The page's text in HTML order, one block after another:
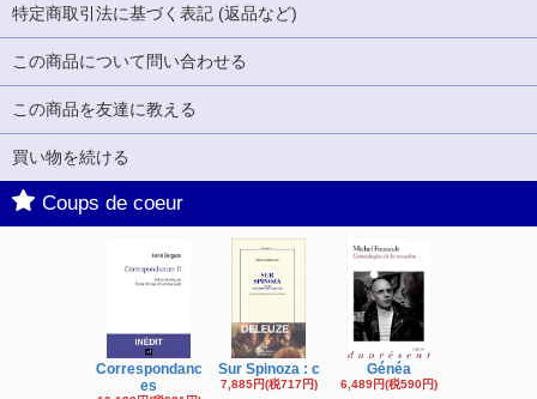
特定商取引法に基づく表記 (返品など)
この商品について問い合わせる
この商品を友達に教える
買い物を続ける
Coups de coeur
Correspondanc
es
Sur Spinoza : c
7,885円(税717円)
Généa
6,489円(税590円)